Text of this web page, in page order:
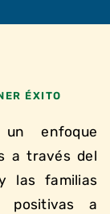
ÉXITO
enfoque
a través del
las familias
positivas a